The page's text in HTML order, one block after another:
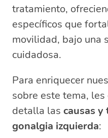
tratamiento,
específicos que
movilidad, bajo una
cuidadosa.
Para enriquecer
sobre este tema,
detalla las causas
gonalgia izquierda: